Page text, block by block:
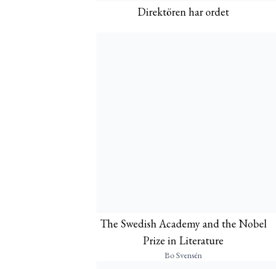
Direktören har ordet
The Swedish Academy and the Nobel
Prize in Literature
Bo Svensén